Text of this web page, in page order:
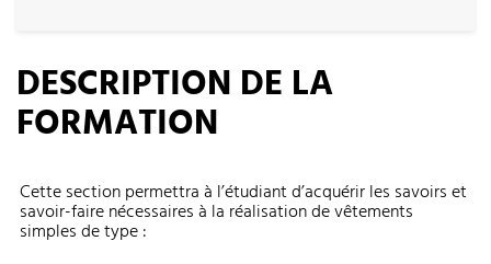
DESCRIPTION DE LA
FORMATION
Cette section permettra à l’étudiant d’acquérir les savoirs et
savoir-faire nécessaires à la réalisation de vêtements
simples de type :